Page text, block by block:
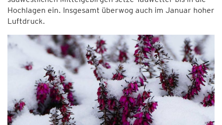
Hochlagen ein. Insgesamt überwog auch im Januar hoher
Luftdruck.